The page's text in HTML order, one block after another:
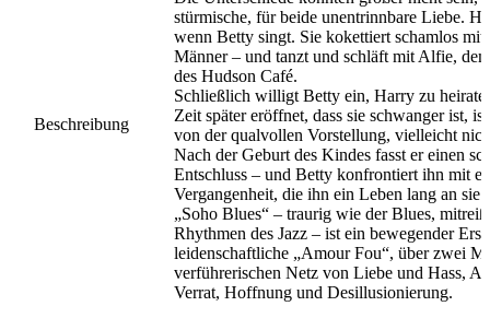
Beschreibung
stürmische, für beide unentrinnbare Liebe.
wenn Betty singt. Sie kokettiert schamlos mit
Männer – und tanzt und schläft mit Alfie,
des Hudson Café.
Schließlich willigt Betty ein, Harry zu
Zeit später eröffnet, dass sie schwanger ist,
von der qualvollen Vorstellung, vielleicht
Nach der Geburt des Kindes fasst er einen
Entschluss – und Betty konfrontiert ihn mit
Vergangenheit, die ihn ein Leben lang an
„Soho Blues“ – traurig wie der Blues,
Rhythmen des Jazz – ist ein bewegender
leidenschaftliche „Amour Fou“, über zwei
verführerischen Netz von Liebe und Hass,
Verrat, Hoffnung und Desillusionierung.